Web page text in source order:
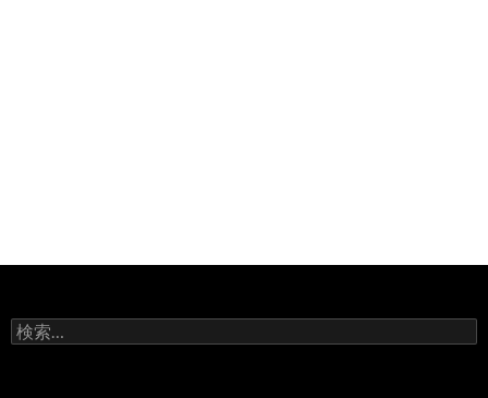
検
索: